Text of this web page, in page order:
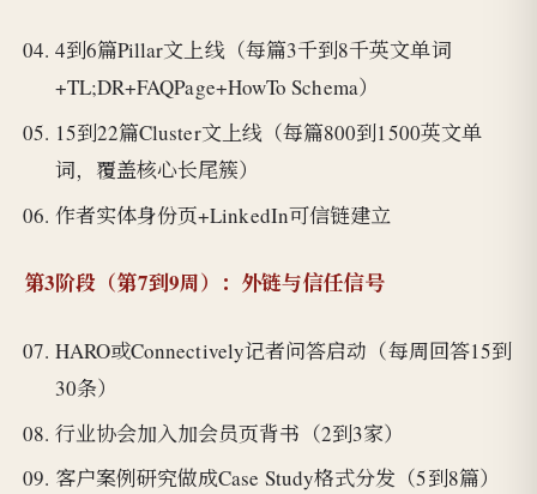
4到6篇Pillar文上线（每篇3千到8千英文单词
+TL;DR+FAQPage+HowTo Schema）
15到22篇Cluster文上线（每篇800到1500英文单
词，覆盖核心长尾簇）
作者实体身份页+LinkedIn可信链建立
第3阶段（第7到9周）：外链与信任信号
HARO或Connectively记者问答启动（每周回答15到
30条）
行业协会加入加会员页背书（2到3家）
客户案例研究做成Case Study格式分发（5到8篇）